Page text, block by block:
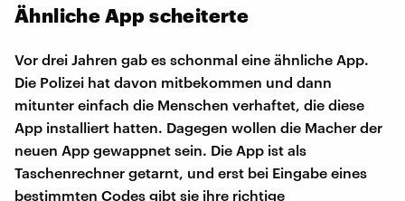
Ähnliche App scheiterte
Vor drei Jahren gab es schonmal eine ähnliche App.
Die Polizei hat davon mitbekommen und dann
mitunter einfach die Menschen verhaftet, die diese
App installiert hatten. Dagegen wollen die Macher der
neuen App gewappnet sein. Die App ist als
Taschenrechner getarnt, und erst bei Eingabe eines
bestimmten Codes gibt sie ihre richtige